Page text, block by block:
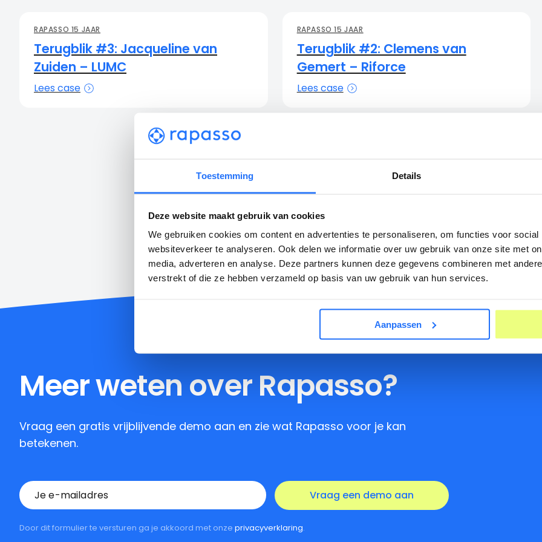
Toestemming Details
Deze website maakt gebruik van cookies
We gebruiken cookies om content en advertenties te personaliseren, om functies voor
websiteverkeer te analyseren. Ook delen we informatie over uw gebruik van onze site met
media, adverteren en analyse. Deze partners kunnen deze gegevens combineren met
verstrekt of die ze hebben verzameld op basis van uw gebruik van hun services.
Aanpassen
RAPASSO 15 JAAR
Terugblik #3: Jacqueline van
Zuiden – LUMC
Lees case
RAPASSO 15 JAAR
Terugblik #2: Clemens van
Gemert – Riforce
Lees case
Meer weten over Rapasso?
Vraag een gratis vrijblijvende demo aan en zie wat Rapasso voor je kan
betekenen.
Door dit formulier te versturen ga je akkoord met onze privacyverklaring.